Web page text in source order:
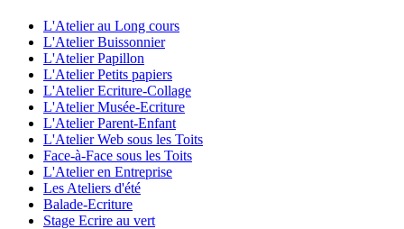
L'Atelier au Long cours
L'Atelier Buissonnier
L'Atelier Papillon
L'Atelier Petits papiers
L'Atelier Ecriture-Collage
L'Atelier Musée-Ecriture
L'Atelier Parent-Enfant
L'Atelier Web sous les Toits
Face-à-Face sous les Toits
L'Atelier en Entreprise
Les Ateliers d'été
Balade-Ecriture
Stage Ecrire au vert